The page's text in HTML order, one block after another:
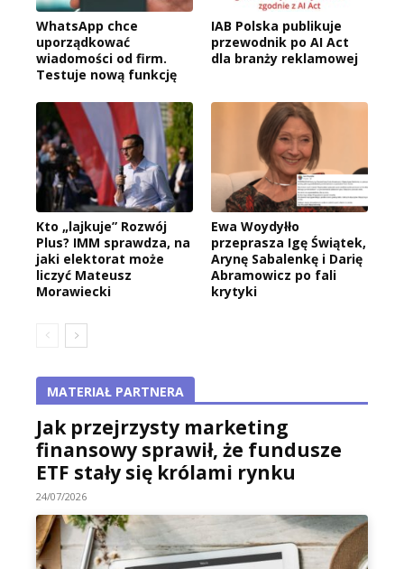
WhatsApp chce
uporządkować
wiadomości od firm.
Testuje nową funkcję
IAB Polska publikuje
przewodnik po AI Act
dla branży reklamowej
Kto „lajkuje” Rozwój
Plus? IMM sprawdza, na
jaki elektorat może
liczyć Mateusz
Morawiecki
Ewa Woydyłło
przeprasza Igę Świątek,
Arynę Sabalenkę i Darię
Abramowicz po fali
krytyki
MATERIAŁ PARTNERA
Jak przejrzysty marketing
finansowy sprawił, że fundusze
ETF stały się królami rynku
24/07/2026